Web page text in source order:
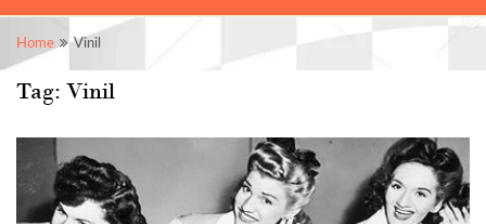
Home Vinil
Tag: Vinil